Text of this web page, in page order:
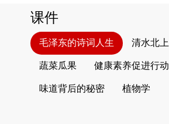
课件
毛泽东的诗词人生 清水北上
蔬菜瓜果 健康素养促进行动
味道背后的秘密 植物学